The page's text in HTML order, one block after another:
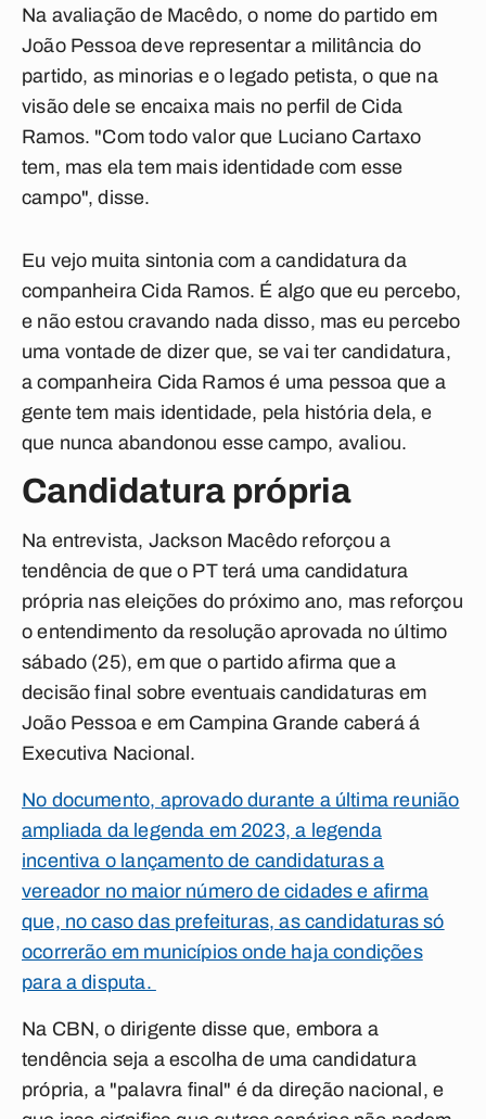
Na avaliação de Macêdo, o nome do partido em
João Pessoa deve representar a militância do
partido, as minorias e o legado petista, o que na
visão dele se encaixa mais no perfil de Cida
Ramos. "Com todo valor que Luciano Cartaxo
tem, mas ela tem mais identidade com esse
campo", disse.
Eu vejo muita sintonia com a candidatura da
companheira Cida Ramos. É algo que eu percebo,
e não estou cravando nada disso, mas eu percebo
uma vontade de dizer que, se vai ter candidatura,
a companheira Cida Ramos é uma pessoa que a
gente tem mais identidade, pela história dela, e
que nunca abandonou esse campo, avaliou.
Candidatura própria
Na entrevista, Jackson Macêdo reforçou a
tendência de que o PT terá uma candidatura
própria nas eleições do próximo ano, mas reforçou
o entendimento da resolução aprovada no último
sábado (25), em que o partido afirma que a
decisão final sobre eventuais candidaturas em
João Pessoa e em Campina Grande caberá á
Executiva Nacional.
No documento, aprovado durante a última reunião
ampliada da legenda em 2023, a legenda
incentiva o lançamento de candidaturas a
vereador no maior número de cidades e afirma
que, no caso das prefeituras, as candidaturas só
ocorrerão em municípios onde haja condições
para a disputa.
Na CBN, o dirigente disse que, embora a
tendência seja a escolha de uma candidatura
própria, a "palavra final" é da direção nacional, e